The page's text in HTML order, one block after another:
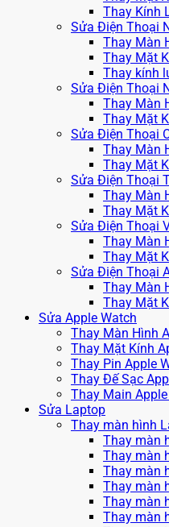
Thay Kính
Sửa Điện Thoại
Thay Màn
Thay Mặt
Thay kính
Sửa Điện Thoại
Thay Màn
Thay Mặt
Sửa Điện Thoại
Thay Màn
Thay Mặt
Sửa Điện Thoại
Thay Màn
Thay Mặt
Sửa Điện Thoại
Thay Màn
Thay Mặt
Sửa Điện Thoại
Thay Màn
Thay Mặt
Sửa Apple Watch
Thay Màn Hình
Thay Mặt Kính
Thay Pin Apple
Thay Đế Sạc
Thay Main
Sửa Laptop
Thay màn hình
Thay màn
Thay màn
Thay màn
Thay màn
Thay màn
Thay màn